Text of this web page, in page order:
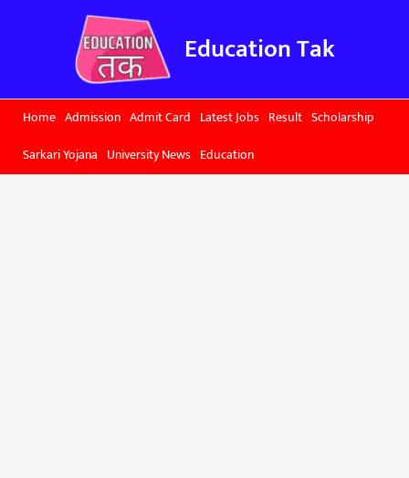
Education Tak
Home Admission Admit Card Latest Jobs Result Scholarship
Sarkari Yojana University News Education